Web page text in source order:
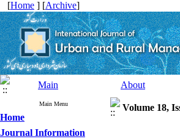
[Home ] [Archive]
Main About
Main Menu
Home
Journal Information
Volume 18,